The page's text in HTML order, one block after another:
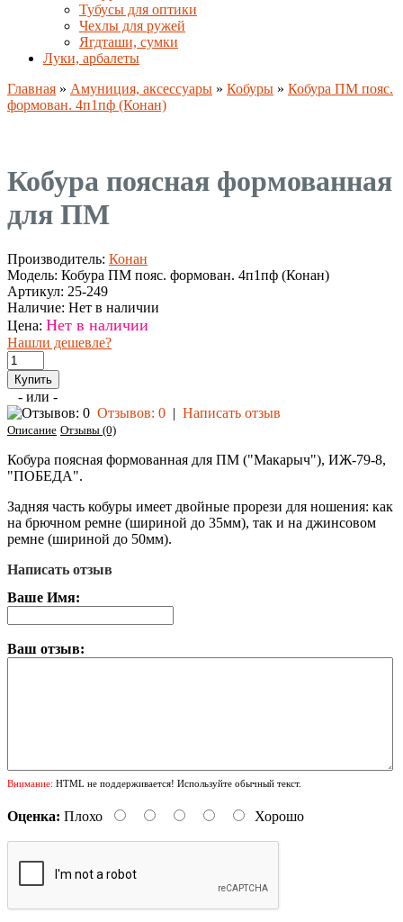
Тубусы для оптики
Чехлы для ружей
Ягдташи, сумки
Луки, арбалеты
Главная » Амуниция, аксессуары » Кобуры » Кобура ПМ пояс.
формован. 4п1пф (Конан)
Кобура поясная формованная
для ПМ
Производитель: Конан
Модель: Кобура ПМ пояс. формован. 4п1пф (Конан)
Артикул: 25-249
Наличие: Нет в наличии
Цена: Нет в наличии
Нашли дешевле?
- или -
Отзывов: 0 | Написать отзыв
Описание Отзывы (0)
Кобура поясная формованная для ПМ ("Макарыч"), ИЖ-79-8,
"ПОБЕДА".
Задняя часть кобуры имеет двойные прорези для ношения: как
на брючном ремне (шириной до 35мм), так и на джинсовом
ремне (шириной до 50мм).
Написать отзыв
Ваше Имя:
Ваш отзыв:
Внимание: HTML не поддерживается! Используйте обычный текст.
Оценка: Плохо Хорошо